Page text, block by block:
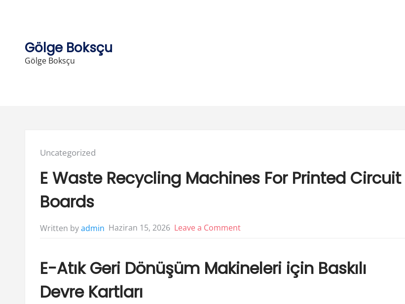
Gölge Boksçu
Gölge Boksçu
Posted
Uncategorized
E Waste Recycling Machines For Printed Circuit
Boards
Written byadmin Haziran 15, 2026 Leave a Commenton
Recycling
E-Atık Geri Dönüşüm Makineleri için Baskılı
Devre Kartları